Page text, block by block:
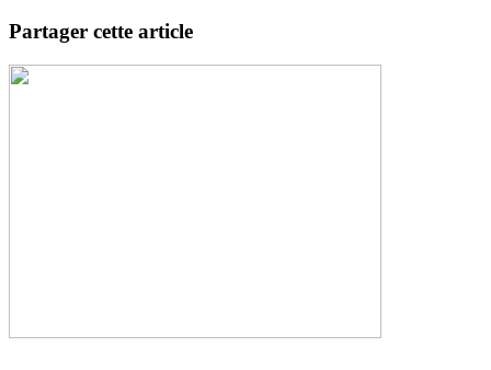
Partager cette article